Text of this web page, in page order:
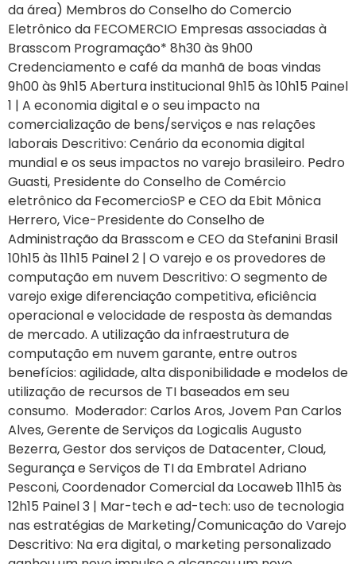
da área) Membros do Conselho do Comercio
Eletrônico da FECOMERCIO Empresas associadas à
Brasscom Programação* 8h30 às 9h00
Credenciamento e café da manhã de boas vindas
9h00 às 9h15 Abertura institucional 9h15 às 10h15 Painel
1 | A economia digital e o seu impacto na
comercialização de bens/serviços e nas relações
laborais Descritivo: Cenário da economia digital
mundial e os seus impactos no varejo brasileiro. Pedro
Guasti, Presidente do Conselho de Comércio
eletrônico da FecomercioSP e CEO da Ebit Mônica
Herrero, Vice-Presidente do Conselho de
Administração da Brasscom e CEO da Stefanini Brasil
10h15 às 11h15 Painel 2 | O varejo e os provedores de
computação em nuvem Descritivo: O segmento de
varejo exige diferenciação competitiva, eficiência
operacional e velocidade de resposta às demandas
de mercado. A utilização da infraestrutura de
computação em nuvem garante, entre outros
benefícios: agilidade, alta disponibilidade e modelos de
utilização de recursos de TI baseados em seu
consumo. Moderador: Carlos Aros, Jovem Pan Carlos
Alves, Gerente de Serviços da Logicalis Augusto
Bezerra, Gestor dos serviços de Datacenter, Cloud,
Segurança e Serviços de TI da Embratel Adriano
Pesconi, Coordenador Comercial da Locaweb 11h15 às
12h15 Painel 3 | Mar-tech e ad-tech: uso de tecnologia
nas estratégias de Marketing/Comunicação do Varejo
Descritivo: Na era digital, o marketing personalizado